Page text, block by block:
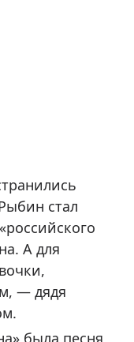
стал
А для
— дядя
была песня